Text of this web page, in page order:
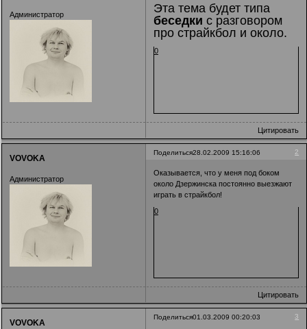
Администратор
Эта тема будет типа
беседки с разговором
про страйкбол и около.
0
Цитировать
Поделиться 2
28.02.2009 15:16:06
VOVOKA
Администратор
Оказывается, что у меня под боком
около Дзержинска постоянно выезжают
играть в страйкбол!
0
Цитировать
Поделиться 3
01.03.2009 00:20:03
VOVOKA